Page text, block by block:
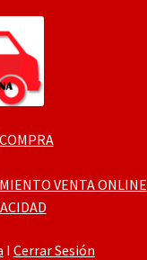
VENTA ONLINE
I Cerrar Sesión